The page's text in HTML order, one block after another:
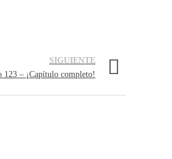
SIGUIENTE
– ¡Capítulo completo!